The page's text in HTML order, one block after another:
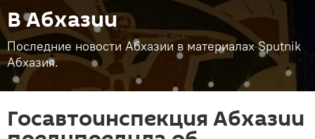
В Абхазии
Последние новости Абхазии в материалах Sputnik
Абхазия.
Госавтоинспекция Абхазии